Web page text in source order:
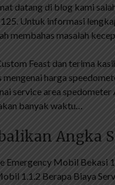
datang di blog kami
Untuk informasi
membahas masalah
Feast dan terima
harga
service area
banyak waktu…
Angka
Emergency Mobil Bekasi
1.1.2 Berapa Biaya